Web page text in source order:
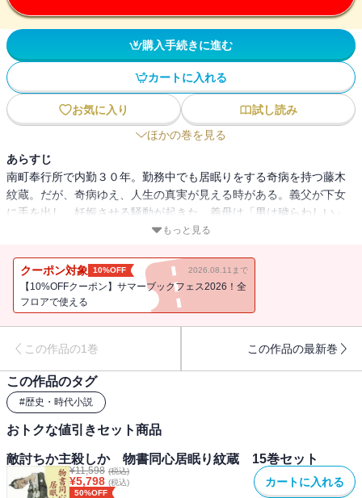
購入手続きに進む
カートに入れる
お気に入り
試し読み
ほかの巻を見る
あらすじ
南町奉行所で内勤３０年。勤務中でも居眠りをする奇病を持つ藤木
紋蔵。だが、奇病ゆえ、人生の真実が見える時がある。義父が下女
に手を出し、妊娠させる騒動が起きた。義母は「男は穢らわしい」
とご立腹だ。人間の欲深さを描く「浮気の後始末」ほか７編。“窓際
もっと見る
クーポン対象 10%OFF 2026.08.11まで
【10%OFFクーポン】サマーブックフェス2026！全
フロアで使える
この作品の1巻 この作品の最新巻
この作品のタグ
#歴史・時代小説
おトクな値引きセット商品
敵討ちか主殺しか 物書同心居眠り紋蔵 15巻セット
¥11,598 (税込)
¥5,798 (税込)
50%OFF
カートに入れる